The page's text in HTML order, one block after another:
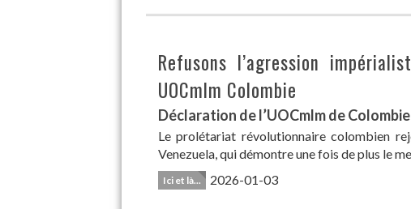
Refusons l’agression
UOCmlm Colombie
Déclaration de l’UOCmlm de
Le prolétariat révolutionnaire colombien
Venezuela, qui démontre une fois de plus le
Ici et là... 2026-01-03